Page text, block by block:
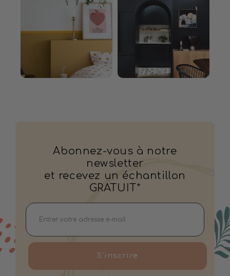
Abonnez-vous à notre
newsletter
et recevez un échantillon
GRATUIT*
S'inscrire